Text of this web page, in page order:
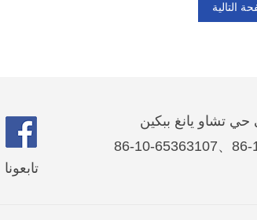
التالية
تابعونا